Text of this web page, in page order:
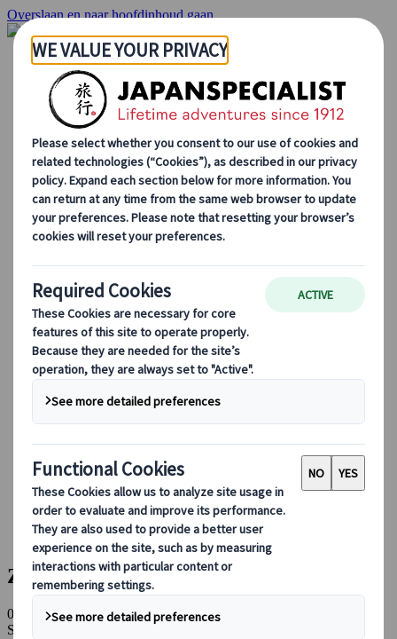
Overslaan en naar hoofdinhoud gaan
Startpagina
Reizen
Individuele Reizen
Groepsreizen
Reizen per huurauto
Excursies
Groepsreizen op maat
Japan Rail Pass
Hoe we te werk gaan
Over Ons
Ons team
Sluit je aan bij ons team
Seizoensgebonden Reistips
Bestemmingshoogtepunten
Culturele Inzichten
Culinaire Avonturen
Ontdek Japan met de trein
Veelgestelde vragen
Essentiële info
Etiquette in Japan
Autorijden in Japan
Boeken bij ons
Japan Rail Pass
Accommodatie
Online Reisadvies
Japanspecialist
Blog
Seizoensgebonden Reistips
Zo geniet je van de Japanse Lente
Zo geniet je van de Japanse Lente
09 sep 2025
Seizoensgebonden reistips